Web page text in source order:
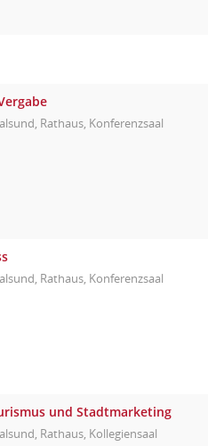
Rathaus, Konferenzsaal
Rathaus, Konferenzsaal
und Stadtmarketing
Rathaus, Kollegiensaal